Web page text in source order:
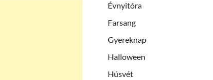
Évnyitóra
Farsang
Gyereknap
Halloween
Húsvét